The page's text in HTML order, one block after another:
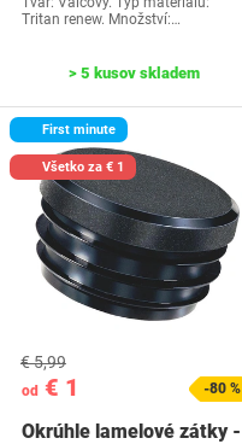
Tritan renew. Množství:…
> 5 kusov skladem
First minute
Všetko za € 1
od € 1
€ 5,99
-80 %
Okrúhle lamelové zátky -